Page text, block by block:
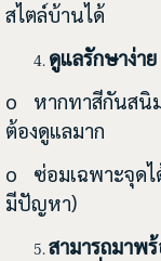
สไตล์บ้านได้
ดูแลรักษาง่าย
o หากทาสีกันสนิ
ต้องดูแลมาก
o ซ่อมเฉพาะจุดไ
มีปัญหา)
สามารถมาพ